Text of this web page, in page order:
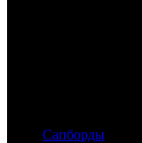
Сапборды